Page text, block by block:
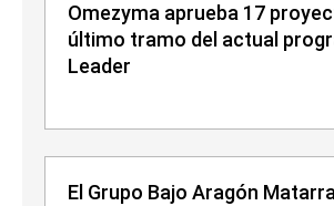
Omezyma aprueba 17
último tramo del actual
Leader
El Grupo Bajo Aragón